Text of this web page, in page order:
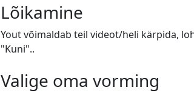
Lõikamine
Yout võimaldab teil videot/heli kärpida,
"Kuni"..
Valige oma vorming